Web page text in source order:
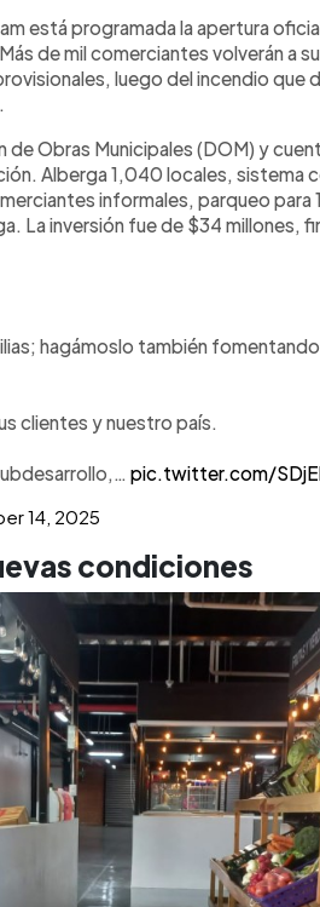
sus puertas este sábado 15 de
desde el incendio que
comerciantes retomarán sus
de 45,000 metros cuadrados, con
han establecido normas
restricciones en modificaciones a
Bukele hizo un llamado a
el orden, la limpieza y la
está programada la apertura
de mil comerciantes volverán a
luego del incendio que
Obras Municipales (DOM) y
Alberga 1,040 locales, sistema
informales, parqueo para
La inversión fue de $34 millones,
hagámoslo también
clientes y nuestro país.
pic.twitter.com/
14, 2025
condiciones